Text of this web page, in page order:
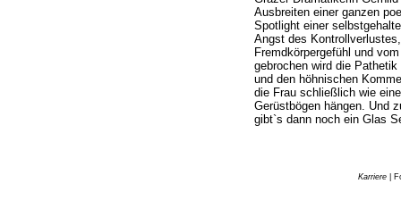
Ausbreiten einer ganzen
Spotlight einer
Angst des
Fremdkörpergefühl und
gebrochen wird die
und den höhnischen
die Frau schließlich wie
Gerüstbögen hängen. Und
gibt`s dann noch ein Glas
Karriere |